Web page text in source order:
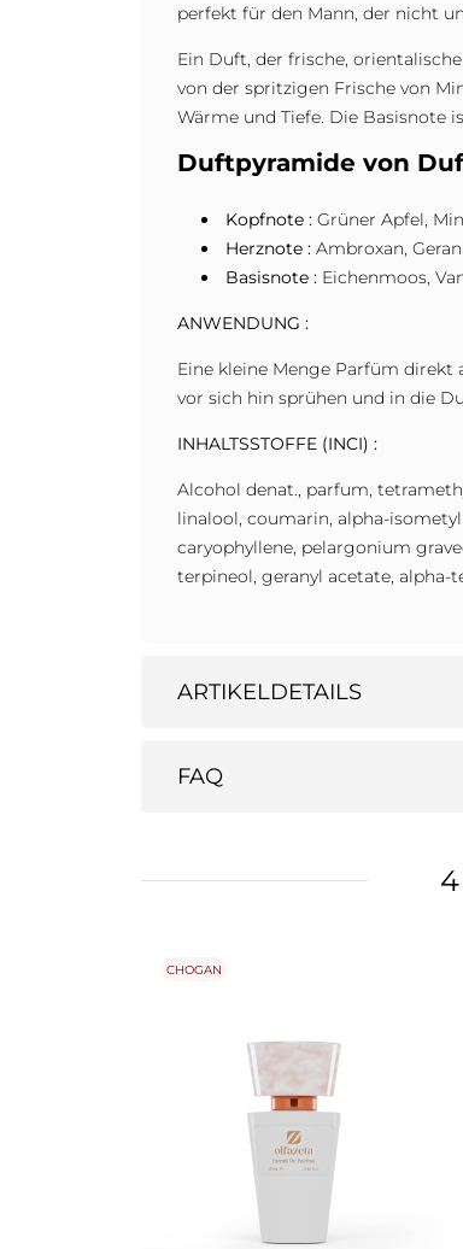
perfekt für den Mann, der nicht
Ein Duft, der frische,
von der spritzigen Frische von
Wärme und Tiefe. Die Basisnote
Duftpyramide von
Kopfnote : Grüner Apfel,
Herznote : Ambroxan,
Basisnote : Eichenmoos,
ANWENDUNG :
Eine kleine Menge Parfüm direkt
vor sich hin sprühen und in die
INHALTSSTOFFE (INCI) :
Alcohol denat., parfum,
linalool, coumarin, alpha-
caryophyllene, pelargonium
terpineol, geranyl acetate, alpha-
ARTIKELDETAILS
FAQ
CHOGAN